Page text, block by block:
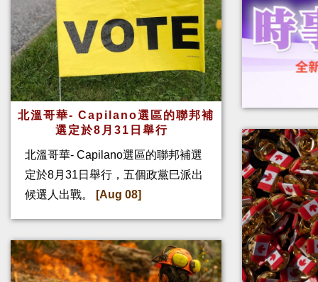
北溫哥華- Capilano選區的聯邦補
選定於8月31日舉行
北溫哥華- Capilano選區的聯邦補選
定於8月31日舉行，五個政黨巳派出
候選人出戰。
[Aug 08]